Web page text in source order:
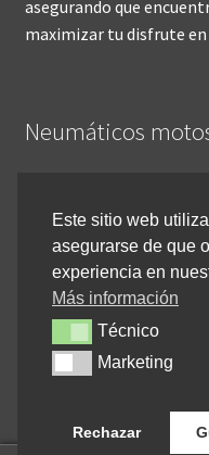
asegurando que
maximizar tu disfrute
Neumáticos
Inicio
Cómo comprar
Devoluciones y
Cancelar pedido
Contacto
Este sitio web
asegurarse de que
experiencia en
Más información
TécnicoTécnico
MarketingMarketing
Rechazar